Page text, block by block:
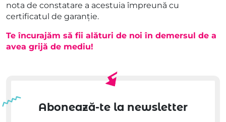
nota de constatare a acestuia împreună cu
certificatul de garanție.
Te încurajăm să fii alături de noi în demersul de a
avea grijă de mediu!
Abonează-te la newsletter